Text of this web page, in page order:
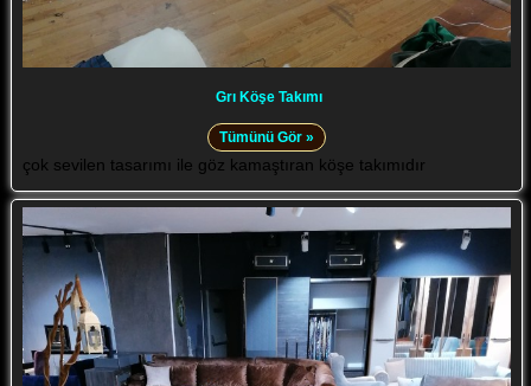
Grı Köşe Takımı
Tümünü Gör »
çok sevilen tasarımı ile göz kamaştıran köşe takımıdır